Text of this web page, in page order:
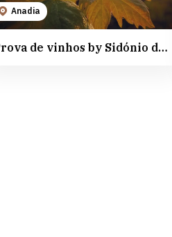
Anadia
Prova de vinhos by Sidónio de Sousa